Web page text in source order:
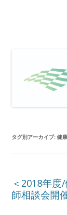
タグ別アーカイブ: 健
＜2018年
師相談会開